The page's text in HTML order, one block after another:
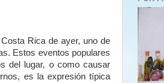
Rica de ayer, uno de
Estos eventos populares
del lugar, o como causar
es la expresión típica